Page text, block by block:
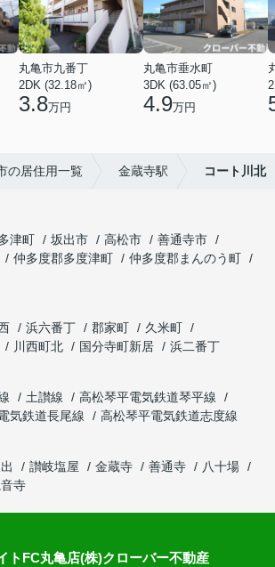
丸亀市九番丁
2DK (32.18㎡)
3.8万円
丸亀市垂水町
3DK (63.05㎡)
4.9万円
の居住用一覧 金蔵寺駅 コート川北
津町 坂出市 高松市
善通寺市
仲多度郡多度津町
仲多度郡まんのう町
浜六番丁 郡家町
久米町
川西町北 国分寺町新居
浜二番丁
土讃線
高松琴平電気鉄道琴平線
気鉄道長尾線
高松琴平電気鉄道志度線
讃岐塩屋 金蔵寺 善通寺
八十場
寺
トFC丸亀店(株)クローバー不動産